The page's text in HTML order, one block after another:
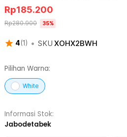
4(1 ) • SKU XOHX2BWH
Rp185.200
Rp280.900 35%
Pilihan Warna:
White
Informasi Stok:
Jabodetabek